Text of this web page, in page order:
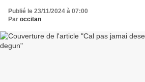
Publié le 23/11/2024 à 07:00
Par occitan